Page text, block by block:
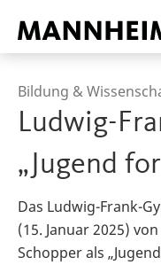
Bildung &
Ludwig-
„Jugend
Das Ludwig-Frank-
(15. Januar 2025)
Schopper als